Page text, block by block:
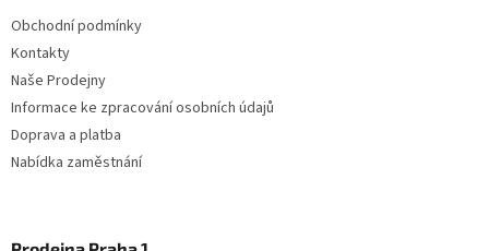
Obchodní podmínky
Kontakty
Naše Prodejny
Informace ke zpracování osobních údajů
Doprava a platba
Nabídka zaměstnání